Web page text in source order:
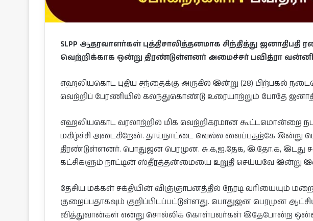
SLPP ஆதரவாளர்கள் புத்திசாலித்தனமாக சிந்தித்து
வெற்றிக்காக ஒன்று திரண்டுள்ளனர் அமைச்சர் பவித்ரா
எஹலியகொட புதிய சந்தைக்கு அருகில் இன்று (28) பிற்பகல்
வெற்றிப் பேரணியில் கலந்துகொண்டு உரையாற்றும் போதே
எஹலியகொட வரலாற்றில் மிக வெற்றிகரமான கூட்டமொன்றை நடத்த
மகிழ்ச்சி அடைகிறேன். தாய்நாட்டை வெல்ல வைப்பதற்கே இன்று
திரண்டுள்ளனர். பொதுஜன பெரமுன. சு.க,ஐ.தேக, இ.தோ.க, இடது
கட்சிகளும் நாட்டின் ஸ்தீரத்தன்மையை உறுதி செய்யவே
தேசிய மக்கள் சக்தியின் விஞ்ஞாபனத்தில் நேரடி வரியையும்
குறைப்பதாகவும் குறிப்பிடப்பட்டுள்ளது. பொதுஜன பெரமுன
வித்துவான்கள் என்று சொல்லிக் கொள்பவர்கள் இதேபோன்ற